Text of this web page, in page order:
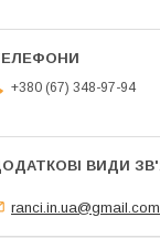
+380 (67) 348-97-94
ranci.in.ua@gmail.com